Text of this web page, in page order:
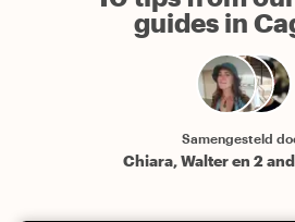
guides in
Samengesteld
Chiara, Walter en 2